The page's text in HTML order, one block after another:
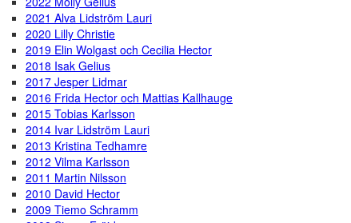
2021 Alva Lidström Lauri
2020 Lilly Christie
2019 Elin Wolgast och Cecilia Hector
2018 Isak Gelius
2017 Jesper Lidmar
2016 Frida Hector och Mattias Kallhauge
2015 Tobias Karlsson
2014 Ivar Lidström Lauri
2013 Kristina Tedhamre
2012 Vilma Karlsson
2011 Martin Nilsson
2010 David Hector
2009 Tiemo Schramm